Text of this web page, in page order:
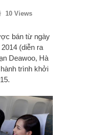
10 Views
bán từ ngày
(diễn ra
Deawoo, Hà
trình khởi